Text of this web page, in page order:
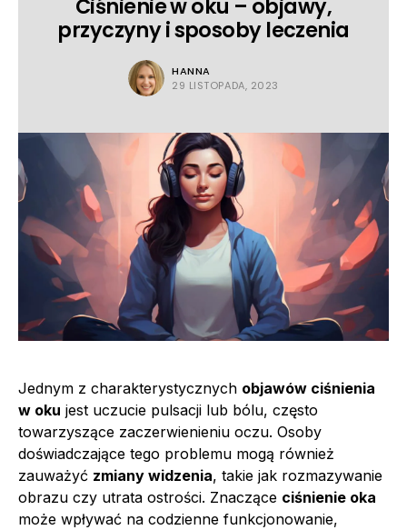
Ciśnienie w oku – objawy,
przyczyny i sposoby leczenia
HANNA
29 LISTOPADA, 2023
Jednym z charakterystycznych objawów ciśnienia
w oku jest uczucie pulsacji lub bólu, często
towarzyszące zaczerwienieniu oczu. Osoby
doświadczające tego problemu mogą również
zauważyć zmiany widzenia, takie jak rozmazywanie
obrazu czy utrata ostrości. Znaczące ciśnienie oka
może wpływać na codzienne funkcjonowanie,